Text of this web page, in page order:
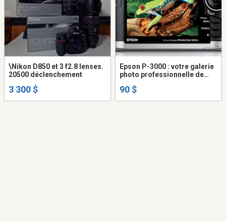
\Nikon D850 et 3 f2.8 lenses.
20500 déclenchement
3 300 $
Epson P-3000 : votre galerie
photo professionnelle de
90 $